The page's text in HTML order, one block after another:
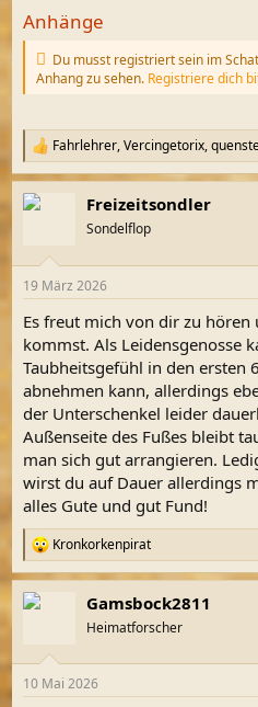
Anhänge
Du musst registriert sein im
Anhang zu sehen. Registriere dich
R
e
a
k
e
:
Fahrlehrer,Vercingetorix,
Freizeitsondler
Sondelflop
19 März 2026
Es freut mich von dir zu hören
kommst. Als Leidensgenosse
Taubheitsgefühl in den ersten
abnehmen kann, allerdings
der Unterschenkel leider
Außenseite des Fußes bleibt
man sich gut arrangieren.
wirst du auf Dauer allerdings
alles Gute und gut Fund!
R
e
a
k
e
Kronkorkenpirat
Gamsbock2811
Heimatforscher
10 Mai 2026